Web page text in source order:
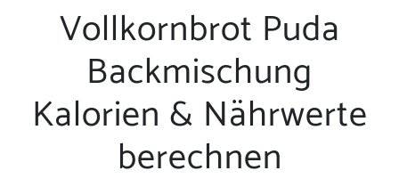
Vollkornbrot Puda
Backmischung
Kalorien & Nährwerte
berechnen